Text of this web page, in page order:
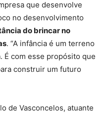
que desenvolve
no desenvolvimento
do brincar no
. “A infância é um terreno
É com esse propósito que
construir um futuro
de Vasconcelos, atuante